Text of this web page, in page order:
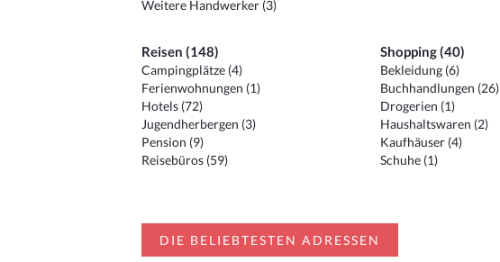
Weitere Handwerker (3)
Reisen (148)
Campingplätze (4)
Ferienwohnungen (1)
Hotels (72)
Jugendherbergen (3)
Pension (9)
Reisebüros (59)
Shopping (40)
Bekleidung (6)
Buchhandlungen (26)
Drogerien (1)
Haushaltswaren (2)
Kaufhäuser (4)
Schuhe (1)
DIE BELIEBTESTEN ADRESSEN